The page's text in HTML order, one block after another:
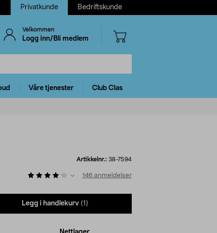
Privatkunde Bedriftskunde
Velkommen
Logg inn/Bli medlem
Våre tjenester Club Clas
Artikkelnr.: 38-7594
146 anmeldelser
Legg i handlekurv (1)